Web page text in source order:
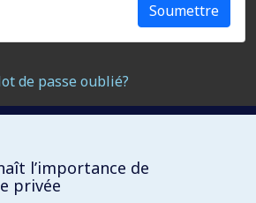
Soumettre
de passe oublié?
l’importance de
privée